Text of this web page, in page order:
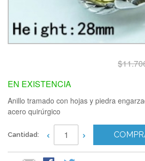
EN EXISTENCIA
Anillo tramado con hojas y piedra
acero quirúrgico
Cantidad: ‹ ›